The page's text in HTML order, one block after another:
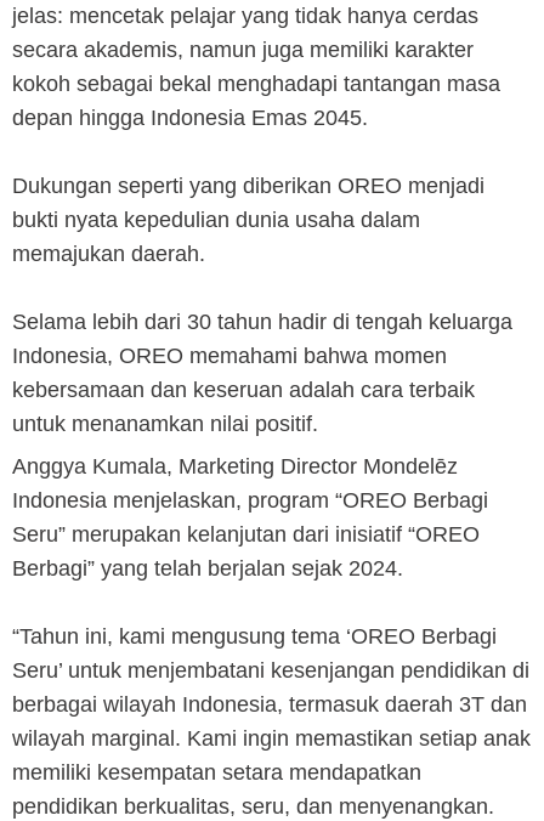
jelas: mencetak pelajar yang tidak hanya cerdas
secara akademis, namun juga memiliki karakter
kokoh sebagai bekal menghadapi tantangan masa
depan hingga Indonesia Emas 2045.
Dukungan seperti yang diberikan OREO menjadi
bukti nyata kepedulian dunia usaha dalam
memajukan daerah.
Selama lebih dari 30 tahun hadir di tengah keluarga
Indonesia, OREO memahami bahwa momen
kebersamaan dan keseruan adalah cara terbaik
untuk menanamkan nilai positif.
Anggya Kumala, Marketing Director Mondelēz
Indonesia menjelaskan, program “OREO Berbagi
Seru” merupakan kelanjutan dari inisiatif “OREO
Berbagi” yang telah berjalan sejak 2024.
“Tahun ini, kami mengusung tema ‘OREO Berbagi
Seru’ untuk menjembatani kesenjangan pendidikan di
berbagai wilayah Indonesia, termasuk daerah 3T dan
wilayah marginal. Kami ingin memastikan setiap anak
memiliki kesempatan setara mendapatkan
pendidikan berkualitas, seru, dan menyenangkan.